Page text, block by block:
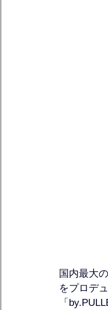
国内最大
をプロデ
「